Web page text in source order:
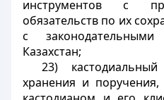
инструментов с
обязательств по их
с
Казахстан;
23)
хранения и